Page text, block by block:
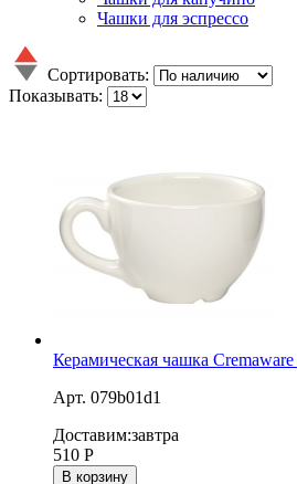
Чашки для эспрессо
Сортировать:
Показывать:
Керамическая чашка
Арт. 079b01d1
Доставим:завтра
510 Р
В корзину